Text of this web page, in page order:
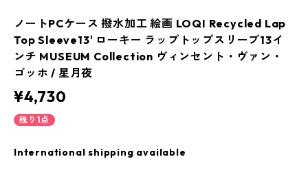
ノートPCケース 撥水加工 絵画 LOQI Recycled Lap
Top Sleeve13' ローキー ラップトップスリーブ13イ
ンチ MUSEUM Collection ヴィンセント・ヴァン・
ゴッホ / 星月夜
¥4,730
残り1点
International shipping available